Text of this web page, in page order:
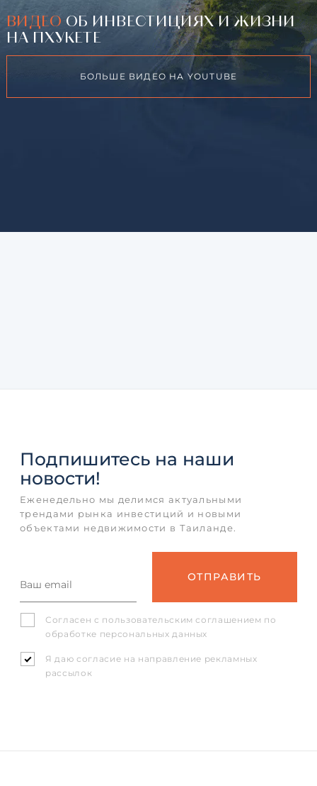
ВИДЕО ОБ ИНВЕСТИЦИЯХ И ЖИЗНИ
НА ПХУКЕТЕ
БОЛЬШЕ ВИДЕО НА YOUTUBE
Подпишитесь на наши
новости!
Еженедельно мы делимся актуальными
трендами рынка инвестиций и новыми
объектами недвижимости в Таиланде.
Согласен с пользовательским соглашением по
обработке персональных данных
Я даю согласие на направление рекламных
рассылок